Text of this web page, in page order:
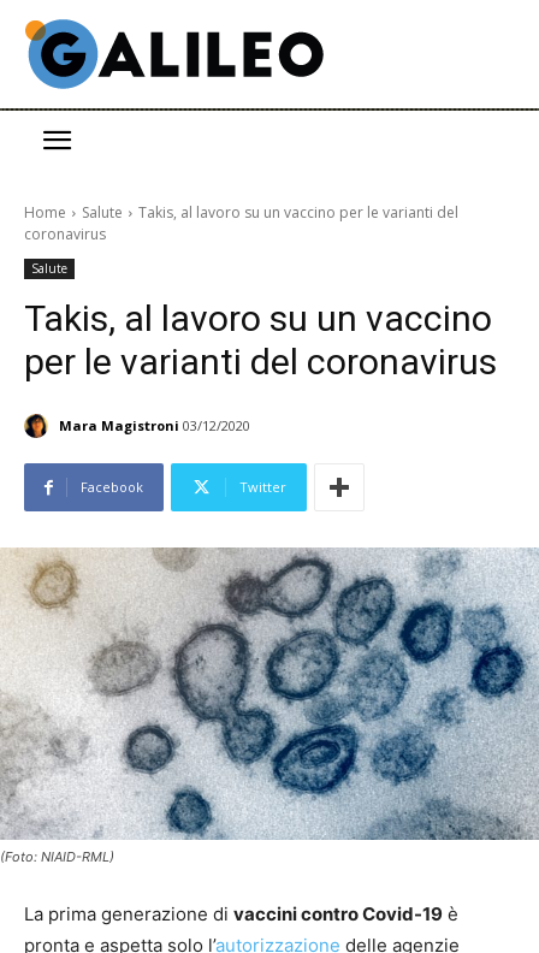
Home Salute
Takis, al lavoro su un vaccino per le varianti del
coronavirus
Salute
Takis, al lavoro su un vaccino
per le varianti del coronavirus
Mara Magistroni 03/12/2020
Facebook Twitter
(Foto: NIAID-RML)
La prima generazione di vaccini contro Covid-19 è
pronta e aspetta solo l’autorizzazione delle agenzie